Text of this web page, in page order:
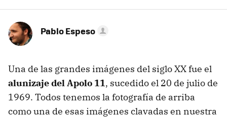
Pablo Espeso
Una de las grandes imágenes del siglo XX fue el
alunizaje del Apolo 11, sucedido el 20 de julio de
1969. Todos tenemos la fotografía de arriba
como una de esas imágenes clavadas en nuestra